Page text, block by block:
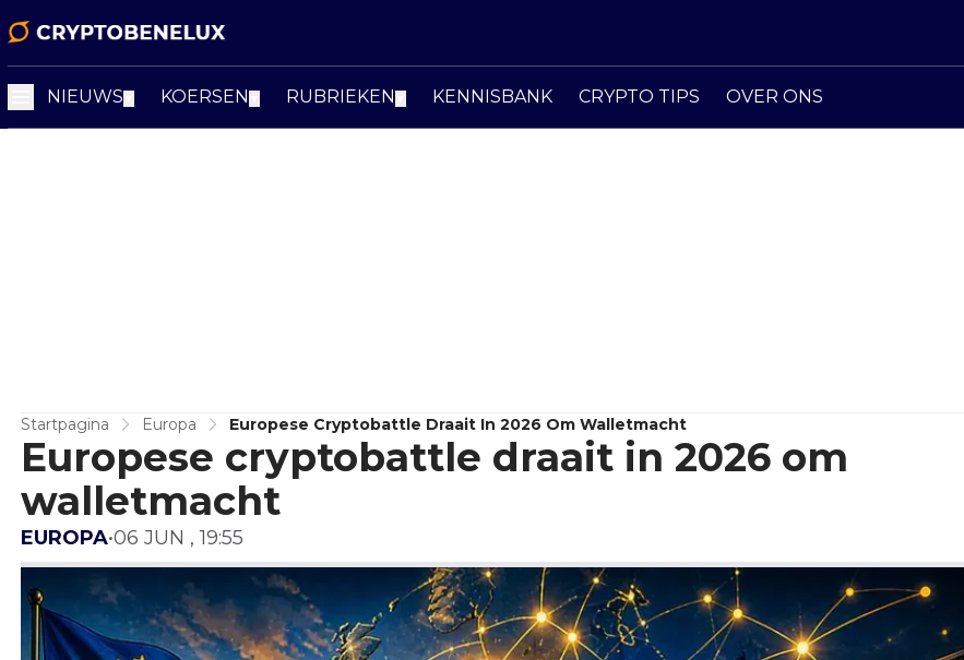
NIEUWS KOERSEN RUBRIEKEN KENNISBANK CRYPTO TIPS OVER ONS
Startpagina Europa Europese Cryptobattle Draait In 2026 Om Walletmacht
Europese cryptobattle draait in 2026 om
walletmacht
EUROPA•06 JUN , 19:55